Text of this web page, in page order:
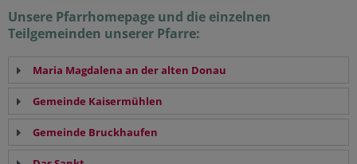
Unsere Pfarrhomepage und die einzelnen
Teilgemeinden unserer Pfarre:
Maria Magdalena an der alten Donau
Gemeinde Kaisermühlen
Gemeinde Bruckhaufen